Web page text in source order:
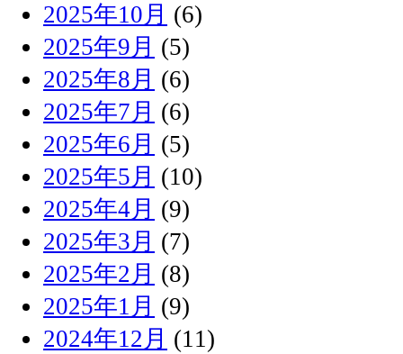
2025年10月 (6)
2025年9月 (5)
2025年8月 (6)
2025年7月 (6)
2025年6月 (5)
2025年5月 (10)
2025年4月 (9)
2025年3月 (7)
2025年2月 (8)
2025年1月 (9)
2024年12月 (11)